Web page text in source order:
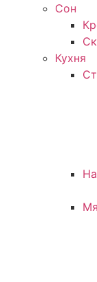
Сон
Кухня